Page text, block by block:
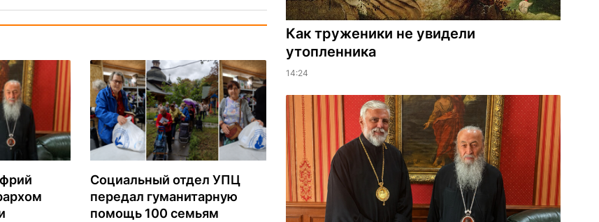
Социальный отдел УПЦ
передал гуманитарную
помощь 100 семьям
Как труженики не увидели
утопленника
14:24